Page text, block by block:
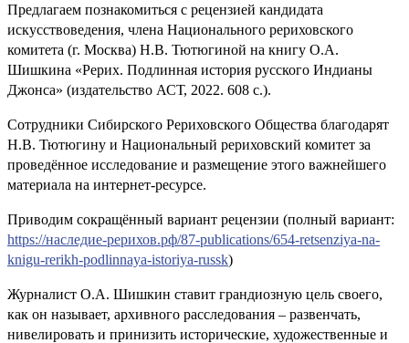
Предлагаем познакомиться с рецензией кандидата
искусствоведения, члена Национального рериховского
комитета (г. Москва) Н.В. Тютюгиной на книгу О.А.
Шишкина «Рерих. Подлинная история русского Индианы
Джонса» (издательство АСТ, 2022. 608 с.).
Сотрудники Сибирского Рериховского Общества благодарят
Н.В. Тютюгину и Национальный рериховский комитет за
проведённое исследование и размещение этого важнейшего
материала на интернет-ресурсе.
Приводим сокращённый вариант рецензии (полный вариант:
https://наследие-рерихов.рф/87-publications/654-retsenziya-na-
knigu-rerikh-podlinnaya-istoriya-russk)
Журналист О.А. Шишкин ставит грандиозную цель своего,
как он называет, архивного расследования – развенчать,
нивелировать и принизить исторические, художественные и